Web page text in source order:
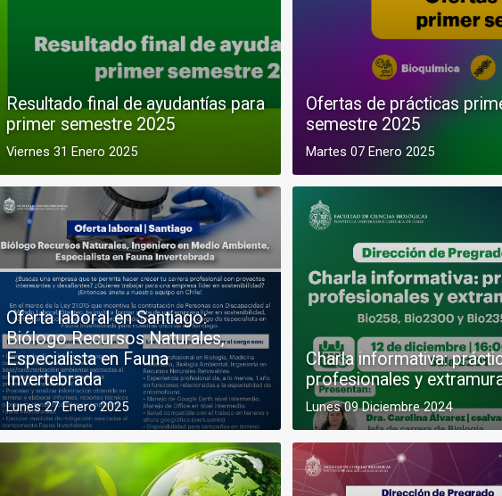
Resultado final de ayudantías para
primer semestre 2025
Viernes 31 Enero 2025
Ofertas de prácticas
semestre 2025
Martes 07 Enero 2025
Oferta laboral en Santiago:
Biólogo Recursos Naturales,
Especialista en Fauna
Invertebrada
Lunes 27 Enero 2025
Charla informativa:
profesionales y
Lunes 09 Diciembre 2024